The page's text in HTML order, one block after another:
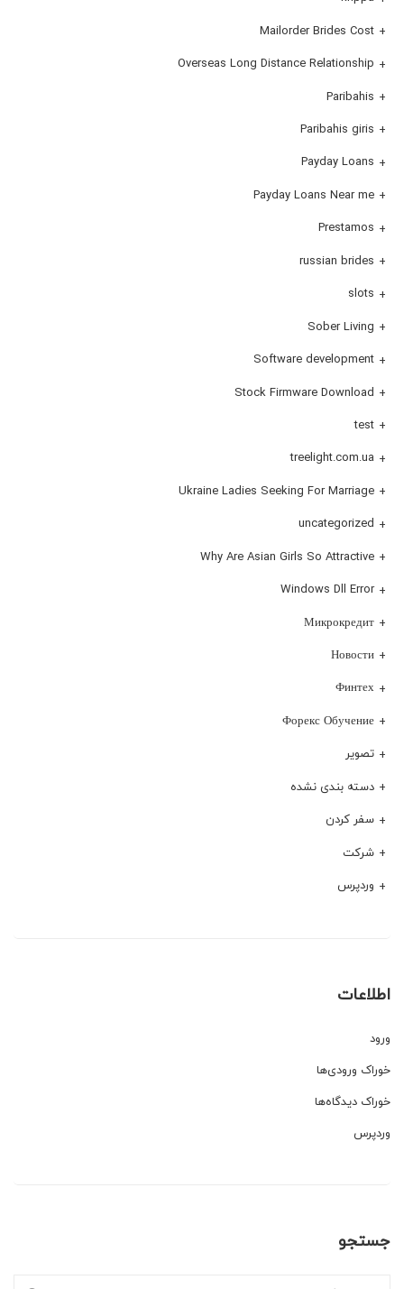
Mailorder Brides Cost
Overseas Long Distance Relationship
Paribahis
Paribahis giris
Payday Loans
Payday Loans Near me
Prestamos
russian brides
slots
Sober Living
Software development
Stock Firmware Download
test
treelight.com.ua
Ukraine Ladies Seeking For Marriage
uncategorized
Why Are Asian Girls So Attractive
Windows Dll Error
Микрокредит
Новости
Финтех
Форекс Обучение
تصویر
دسته بندی نشده
سفر کردن
شرکت
وردپرس
اطلاعات
ورود
خوراک ورودی‌ها
خوراک دیدگاه‌ها
وردپرس
جستجو